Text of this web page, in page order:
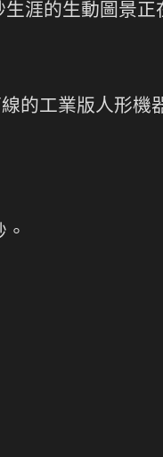
涯的生動圖景正
的工業版人形機